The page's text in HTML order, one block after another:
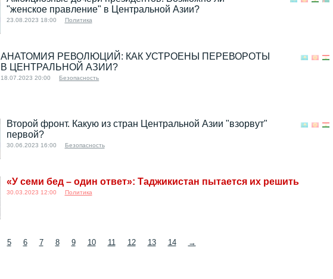
"женское правление" в Центральной Азии?
23.08.2023 18:00 Политика
АНАТОМИЯ РЕВОЛЮЦИЙ: КАК УСТРОЕНЫ ПЕРЕВОРОТЫ
В ЦЕНТРАЛЬНОЙ АЗИИ?
18.07.2023 20:00 Безопасность
Второй фронт. Какую из стран Центральной Азии "взорвут"
первой?
30.06.2023 16:00 Безопасность
«У семи бед – один ответ»: Таджикистан пытается их решить
30.03.2023 12:00 Политика
5 6 7 8 9 10 11 12 13 14 →